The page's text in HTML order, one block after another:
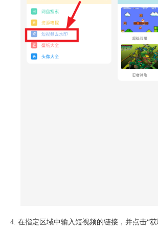
4. 在指定区域中输入短视频的链接，并点击“获